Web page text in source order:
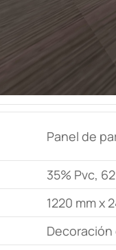
Panel de
35% Pvc,
1220 mm x